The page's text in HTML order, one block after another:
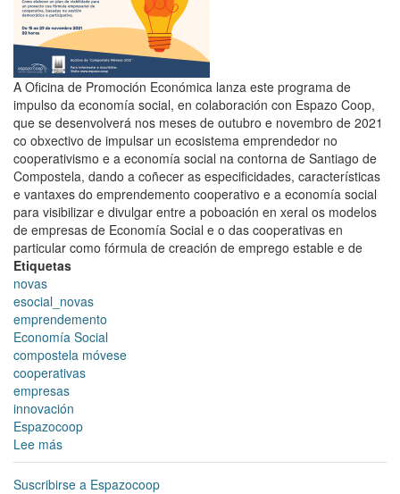
A Oficina de Promoción Económica lanza este programa de
impulso da economía social, en colaboración con Espazo Coop,
que se desenvolverá nos meses de outubro e novembro de 2021
co obxectivo de impulsar un ecosistema emprendedor no
cooperativismo e a economía social na contorna de Santiago de
Compostela, dando a coñecer as especificidades, características
e vantaxes do emprendemento cooperativo e a economía social
para visibilizar e divulgar entre a poboación en xeral os modelos
de empresas de Economía Social e o das cooperativas en
particular como fórmula de creación de emprego estable e de
Etiquetas
novas
esocial_novas
emprendemento
Economía Social
compostela móvese
cooperativas
empresas
innovación
Espazocoop
Lee más
A
Unión
Suscribirse a Espazocoop